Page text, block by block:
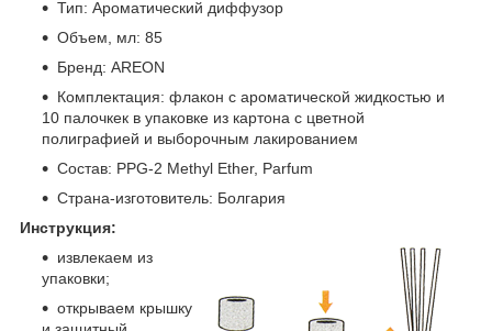
Тип: Ароматический диффузор
Объем, мл: 85
Бренд: AREON
Комплектация: флакон с ароматической жидкостью и
10 палочкек в упаковке из картона с цветной
полиграфией и выборочным лакированием
Состав: PPG-2 Methyl Ether, Parfum
Страна-изготовитель: Болгария
Инструкция:
извлекаем из
упаковки;
открываем крышку